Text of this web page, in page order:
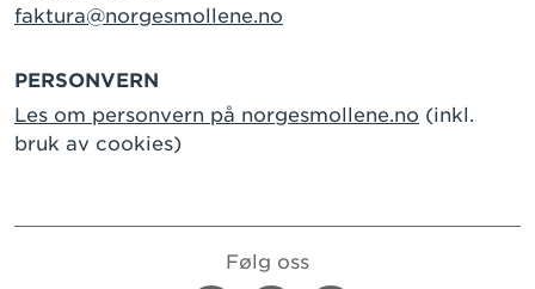
faktura@norgesmollene.no
PERSONVERN
Les om personvern på norgesmollene.no (inkl.
bruk av cookies)
Følg oss